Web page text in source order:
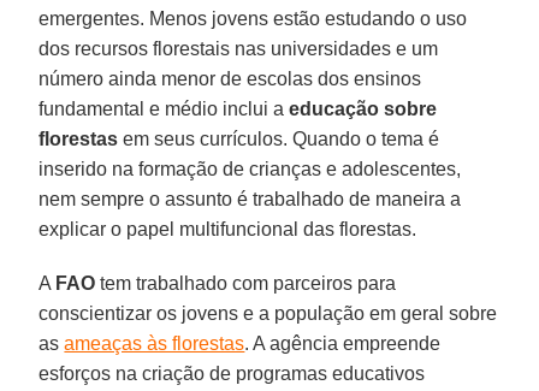
emergentes. Menos jovens estão estudando o uso
dos recursos florestais nas universidades e um
número ainda menor de escolas dos ensinos
fundamental e médio inclui aeducação sobre
florestas em seus currículos. Quando o tema é
inserido na formação de crianças e adolescentes,
nem sempre o assunto é trabalhado de maneira a
explicar o papel multifuncional das florestas.
A FAO tem trabalhado com parceiros para
conscientizar os jovens e a população em geral sobre
asameaças às florestas. A agência empreende
esforços na criação de programas educativos